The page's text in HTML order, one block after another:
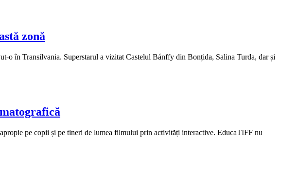
zonă
o în Transilvania. Superstarul a vizitat Castelul Bánffy din Bonțida, Salina Turda, dar și
pe copii și pe tineri de lumea filmului prin activități interactive. EducaTIFF nu